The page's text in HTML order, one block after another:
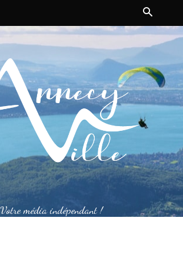
Votre média indépendant !